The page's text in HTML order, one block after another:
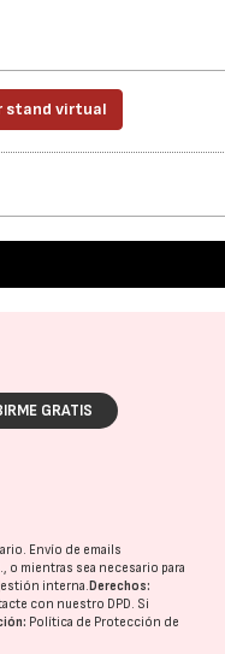
stand virtual
GRATIS
Envío de emails
o mientras sea necesario para
interna.Derechos:
con nuestro DPD. Si
Política de Protección de